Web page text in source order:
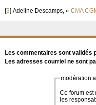
[3] Adeline Descamps, « CMA
Les commentaires sont validés
Les adresses courriel ne sont
modération
Ce forum est
les